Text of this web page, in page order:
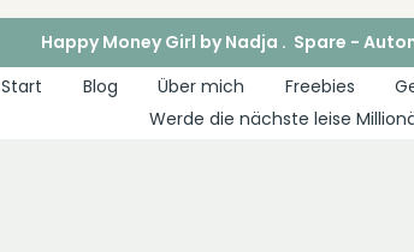
Happy Money Girl by Nadja . Spare -
Start
Blog Über mich Freebies
Werde die nächste leise